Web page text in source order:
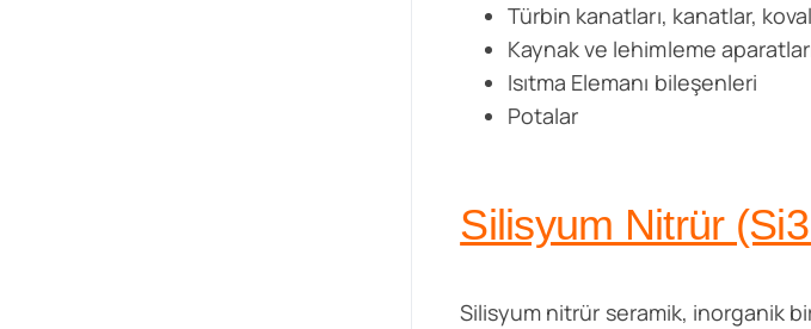
Türbin kanatları, kanatlar,
Kaynak ve lehimleme
Isıtma Elemanı bileşenleri
Potalar
Silisyum Nitrür
Silisyum nitrür seramik, inorganik